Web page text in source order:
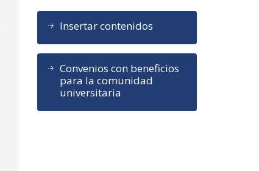
Insertar contenidos
Convenios con beneficios
para la comunidad
universitaria